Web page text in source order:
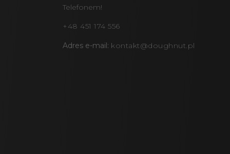
Telefonem!
+48 451 174 556
Adres e-mail: kontakt@doughnut.pl